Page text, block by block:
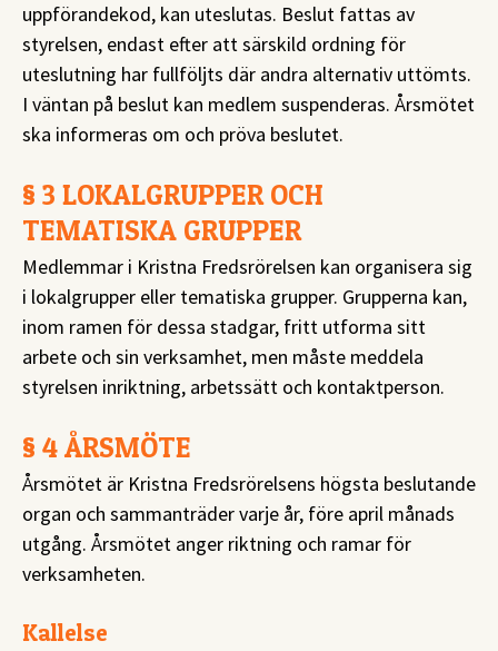
uppförandekod, kan uteslutas. Beslut fattas av
styrelsen, endast efter att särskild ordning för
uteslutning har fullföljts där andra alternativ uttömts.
I väntan på beslut kan medlem suspenderas. Årsmötet
ska informeras om och pröva beslutet.
§ 3 LOKALGRUPPER OCH
TEMATISKA GRUPPER
Medlemmar i Kristna Fredsrörelsen kan organisera sig
i lokalgrupper eller tematiska grupper. Grupperna kan,
inom ramen för dessa stadgar, fritt utforma sitt
arbete och sin verksamhet, men måste meddela
styrelsen inriktning, arbetssätt och kontaktperson.
§ 4 ÅRSMÖTE
Årsmötet är Kristna Fredsrörelsens högsta beslutande
organ och sammanträder varje år, före april månads
utgång. Årsmötet anger riktning och ramar för
verksamheten.
Kallelse